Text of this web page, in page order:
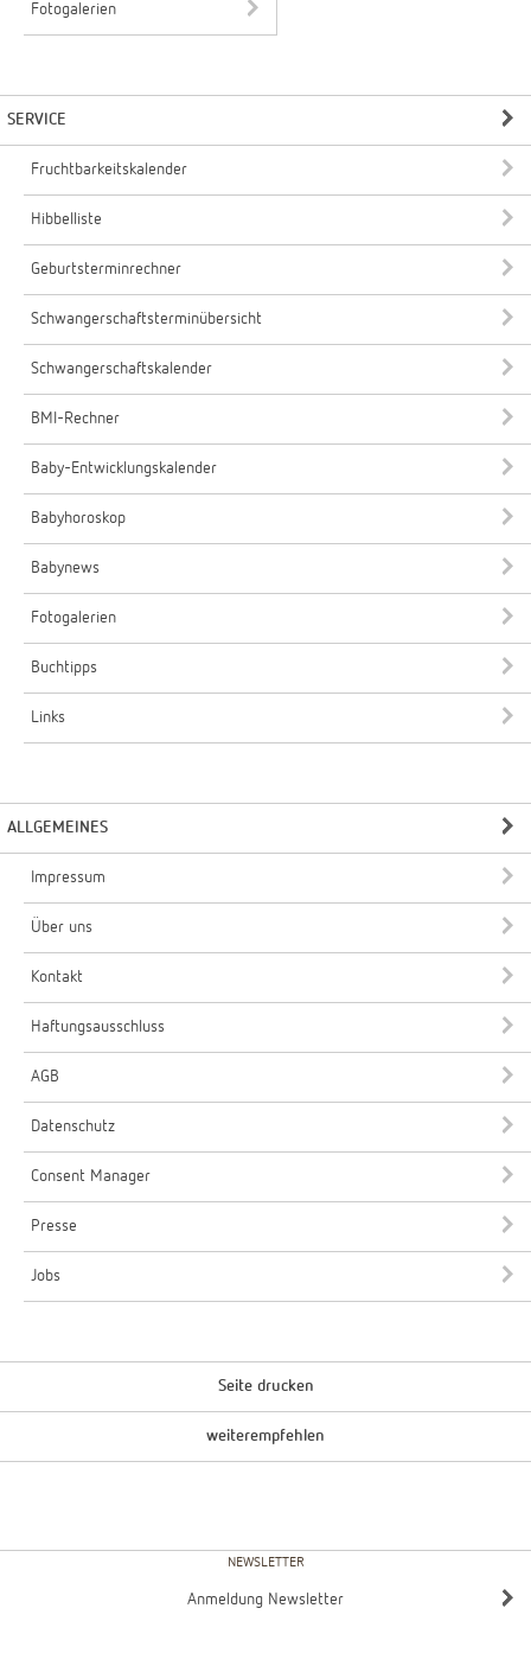
Fotogalerien
SERVICE
Fruchtbarkeitskalender
Hibbelliste
Geburtsterminrechner
Schwangerschaftsterminübersicht
Schwangerschaftskalender
BMI-Rechner
Baby-Entwicklungskalender
Babyhoroskop
Babynews
Fotogalerien
Buchtipps
Links
ALLGEMEINES
Impressum
Über uns
Kontakt
Haftungsausschluss
AGB
Datenschutz
Consent Manager
Presse
Jobs
Seite drucken
weiterempfehlen
NEWSLETTER
Anmeldung Newsletter